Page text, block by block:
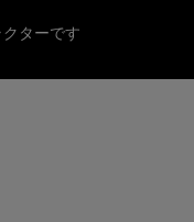
ターです